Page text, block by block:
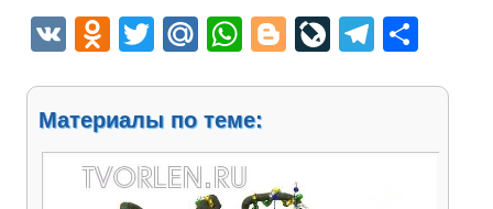
VK Odnoklassniki
TwitterMail.Ru
WhatsApp
Blogger
Материалы по теме: